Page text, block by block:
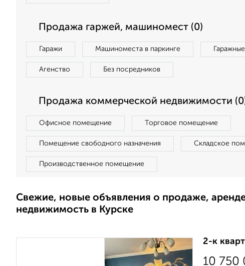
Продажа гаржей, машиномест (0)
Гаражи Машиноместа в паркинге
Агенство Без посредников
Продажа коммерческой недвижимости
Офисное помещение Торговое помещение
Помещение свободного назначения Складское
Производственное помещение
Свежие, новые объявления о продаже,
недвижимость в Курске
2-к
10 750